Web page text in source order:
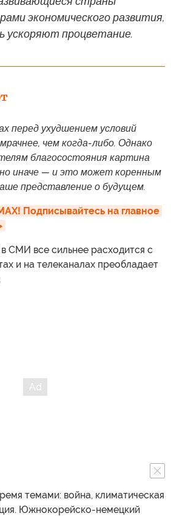
экономического развития,
ускоряют процветание.
перед ухудшением условий
чем когда-либо. Однако
благосостояния картина
иначе — и это может коренным
представление о будущем.
Подписывайтесь на главное
СМИ все сильнее расходится с
и на телеканалах преобладает
темами: война, климатическая
Южнокорейско-немецкий